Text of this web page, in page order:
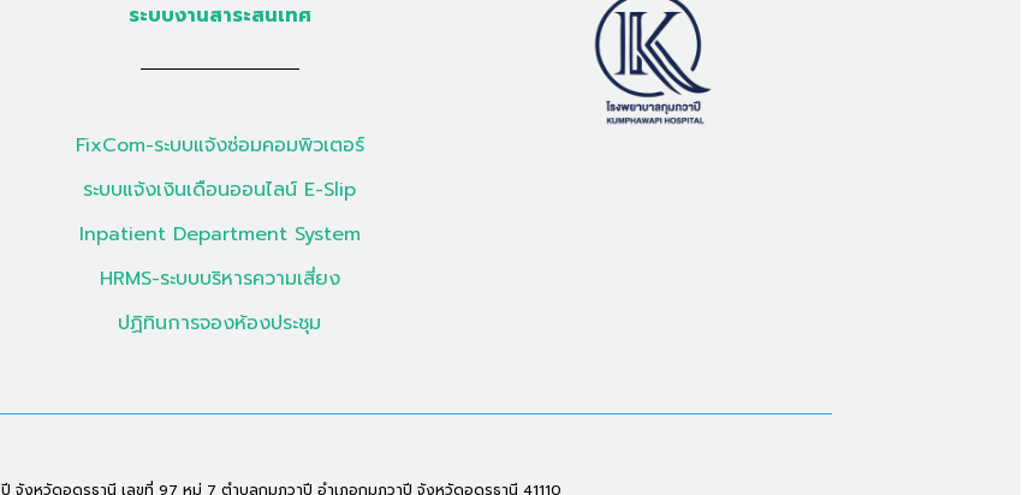
ระบบงานสาระสนเทศ
FixCom-ระบบแจ้งซ่อมคอมพิวเตอร์
ระบบแจ้งเงินเดือนออนไลน์ E-Slip
Inpatient Department System
HRMS-ระบบบริหารความเสี่ยง
ปฏิทินการจองห้องประชุม
จังหวัดอุดรธานี เลขที่ 97 หมู่ 7 ตำบลกุมภวาปี อำเภอกุมภวาปี จังหวัดอุดรธานี 41110